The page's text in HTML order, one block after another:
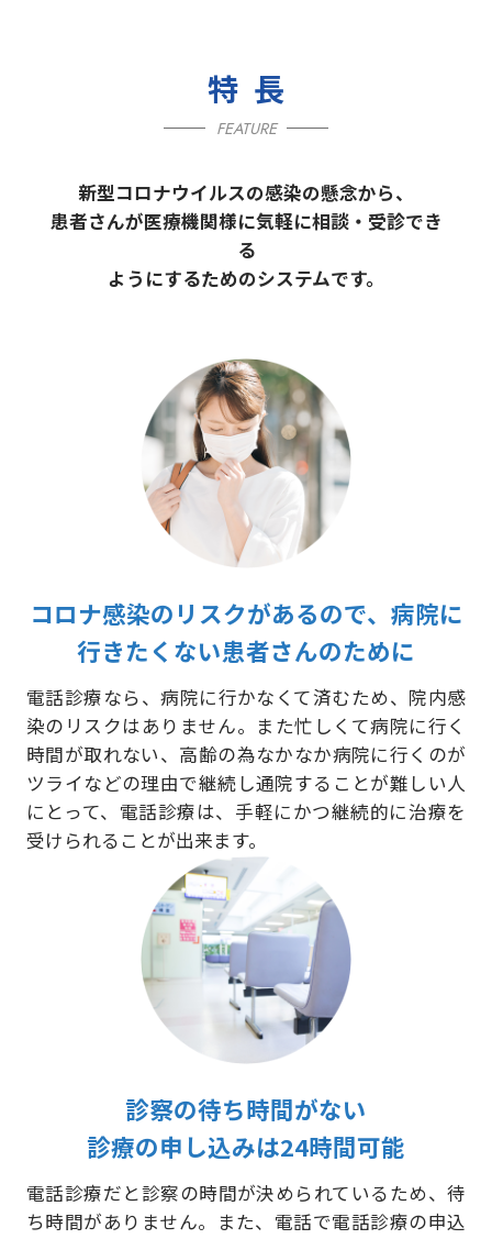
特長
FEATURE
新型コロナウイルスの感染の懸念から、
患者さんが医療機関様に気軽に相談・受診でき
る
ようにするためのシステムです。
コロナ感染のリスクがあるので、病院に
行きたくない患者さんのために
電話診療なら、病院に行かなくて済むため、院内感
染のリスクはありません。また忙しくて病院に行く
時間が取れない、高齢の為なかなか病院に行くのが
ツライなどの理由で継続し通院することが難しい人
にとって、電話診療は、手軽にかつ継続的に治療を
受けられることが出来ます。
診察の待ち時間がない
診療の申し込みは24時間可能
電話診療だと診察の時間が決められているため、待
ち時間がありません。また、電話で電話診療の申込